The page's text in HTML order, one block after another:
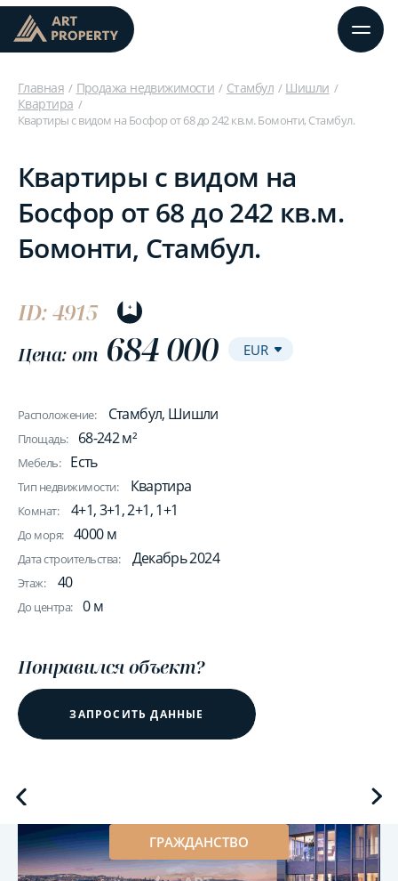
Главная Продажа недвижимости Стамбул
Шишли
Квартира
Квартиры с видом на Босфор от 68 до 242 кв.м. Бомонти, Стамбул.
Квартиры с видом на
Босфор от 68 до 242 кв.м.
Бомонти, Стамбул.
ID: 4915
Цена: от 684 000
Расположение: Стамбул, Шишли
Площадь: 68-242 м²
Мебель: Есть
Тип недвижимости: Квартира
Комнат: 4+1, 3+1, 2+1, 1+1
До моря: 4000 м
Дата строительства: Декабрь 2024
Этаж: 40
До центра: 0 м
Понравился объект?
ЗАПРОСИТЬ ДАННЫЕ
ГРАЖДАНСТВО